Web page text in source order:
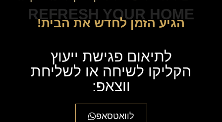
REFRESH YOUR HOME
הגיע הזמן לחדש את הבית!
לתיאום פגישת ייעוץ
הקליקו לשיחה או לשליחת
ווצאפ:
לוואטסאפ